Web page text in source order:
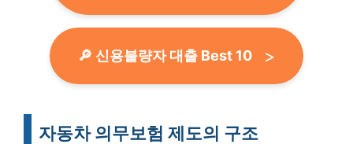
🔎 신용불량자 대출 Best 10
자동차 의무보험 제도의 구조